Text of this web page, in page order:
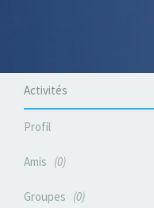
Activités
Profil
Amis 0
Groupes 0